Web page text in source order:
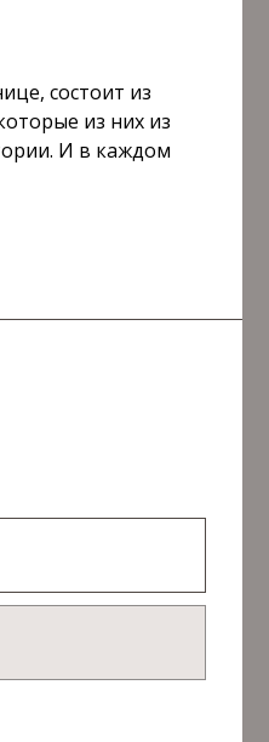
состоит из
из них из
И в каждом